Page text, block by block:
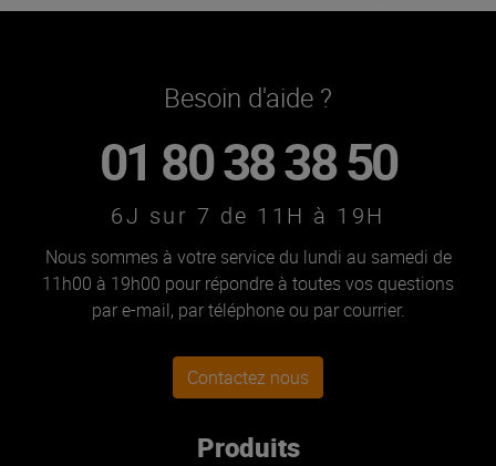
Besoin d'aide ?
01 80 38 38 50
6J sur 7 de 11H à 19H
Nous sommes à votre service du lundi au samedi de
11h00 à 19h00 pour répondre à toutes vos questions
par e-mail, par téléphone ou par courrier.
Contactez nous
Produits